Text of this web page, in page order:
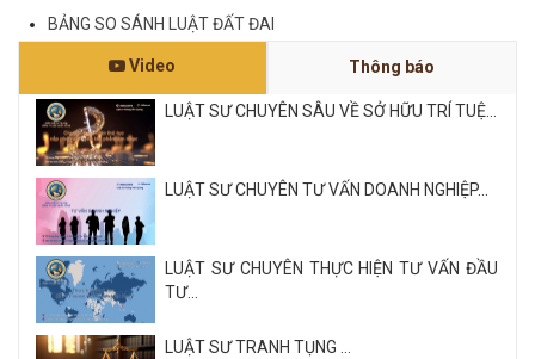
BẢNG SO SÁNH LUẬT ĐẤT ĐAI
Video Thông báo
LUẬT SƯ CHUYÊN SÂU VỀ SỞ HỮU TRÍ TUỆ...
LUẬT SƯ CHUYÊN TƯ VẤN DOANH NGHIỆP...
LUẬT SƯ CHUYÊN THỰC HIỆN TƯ VẤN ĐẦU
TƯ...
LUẬT SƯ TRANH TỤNG ...